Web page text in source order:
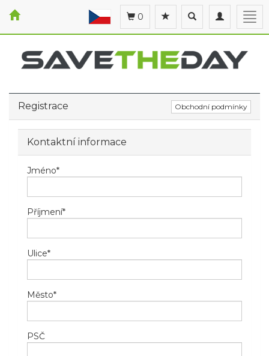
Toggle
navigation
Toggle
search
0
Registrace Obchodní podmínky
Kontaktní informace
Jméno*
Příjmení*
Ulice*
Město*
PSČ